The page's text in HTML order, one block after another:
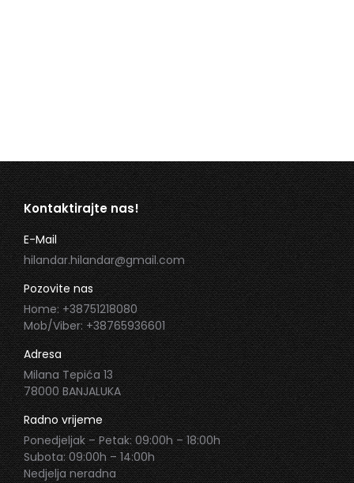
Kontaktirajte nas!
E-Mail
hilandar.hilandar@gmail.com
Pozovite nas
Home: +38751218080
Mob/Viber: +38765936601
Adresa
Milana Tepića 13
78000 BANJALUKA
Radno vrijeme
Ponedjeljak – Petak: 09:00h – 18:00h
Subota: 09:00h – 14:00h
Nedjelja neradna